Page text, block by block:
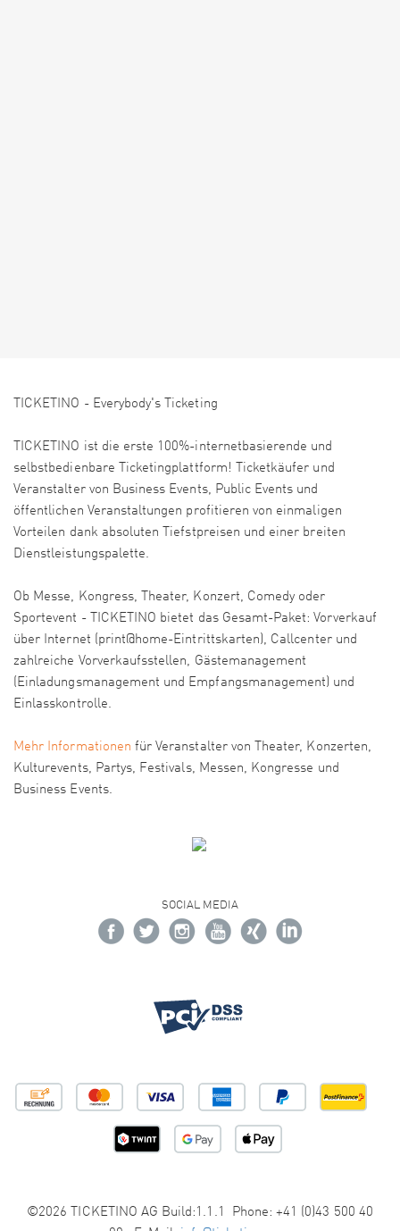
TICKETINO - Everybody's Ticketing
TICKETINO ist die erste 100%-internetbasierende und
selbstbedienbare Ticketingplattform! Ticketkäufer und
Veranstalter von Business Events, Public Events und
öffentlichen Veranstaltungen profitieren von einmaligen
Vorteilen dank absoluten Tiefstpreisen und einer breiten
Dienstleistungspalette.
Ob Messe, Kongress, Theater, Konzert, Comedy oder
Sportevent - TICKETINO bietet das Gesamt-Paket: Vorverkauf
über Internet (print@home-Eintrittskarten), Callcenter und
zahlreiche Vorverkaufsstellen, Gästemanagement
(Einladungsmanagement und Empfangsmanagement) und
Einlasskontrolle.
Mehr Informationen für Veranstalter von Theater, Konzerten,
Kulturevents, Partys, Festivals, Messen, Kongresse und
Business Events.
SOCIAL MEDIA
©2026 TICKETINO AG Build:1.1.1 Phone: +41 (0)43 500 40